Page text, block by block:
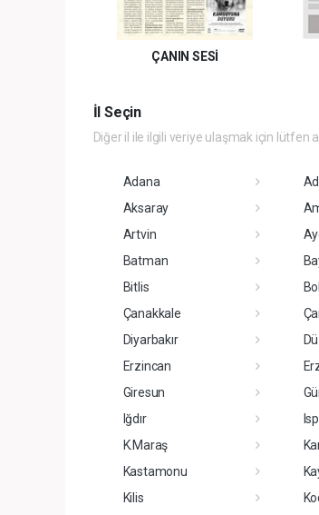
ÇANIN SESİ
İl Seçin
Diğer il ile ilgili veriye ulaşmak için lütfen
Adana
Aksaray
Artvin
Batman
Bitlis
Çanakkale
Diyarbakır
Erzincan
Giresun
Iğdır
K.Maraş
Kastamonu
Kilis